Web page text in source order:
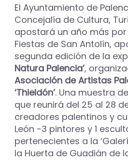
XXXI
edición
con
un
Premio
Infantil
El Ayuntamiento de
Concejalía de Cultura,
apostará un año más
Fiestas de San Antolín,
segunda edición de la
Natura Palencia’,
Asociación de Artistas
‘Thieldón’. Una muestra
que reunirá del 25 al 28
creadores palentinos y
León -3 pintores y 1
pertenecientes a la
la Huerta de Guadián de